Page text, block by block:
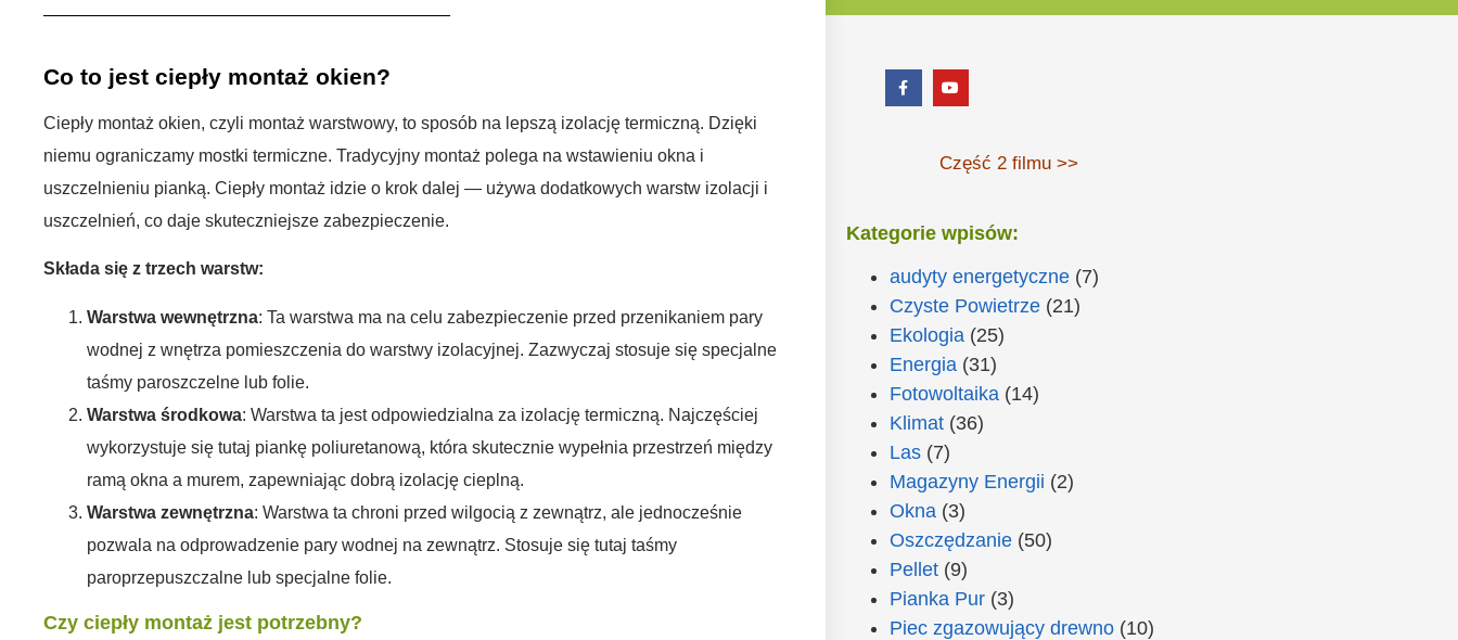
Co to jest ciepły montaż okien?
Ciepły montaż okien, czyli montaż warstwowy, to sposób na lepszą izolację termiczną. Dzięki
niemu ograniczamy mostki termiczne. Tradycyjny montaż polega na wstawieniu okna i
uszczelnieniu pianką. Ciepły montaż idzie o krok dalej — używa dodatkowych warstw izolacji i
uszczelnień, co daje skuteczniejsze zabezpieczenie.
Składa się z trzech warstw:
Warstwa wewnętrzna: Ta warstwa ma na celu zabezpieczenie przed przenikaniem pary
wodnej z wnętrza pomieszczenia do warstwy izolacyjnej. Zazwyczaj stosuje się specjalne
taśmy paroszczelne lub folie.
Warstwa środkowa: Warstwa ta jest odpowiedzialna za izolację termiczną. Najczęściej
wykorzystuje się tutaj piankę poliuretanową, która skutecznie wypełnia przestrzeń między
ramą okna a murem, zapewniając dobrą izolację cieplną.
Warstwa zewnętrzna: Warstwa ta chroni przed wilgocią z zewnątrz, ale jednocześnie
pozwala na odprowadzenie pary wodnej na zewnątrz. Stosuje się tutaj taśmy
paroprzepuszczalne lub specjalne folie.
Czy ciepły montaż jest potrzebny?
Część 2 filmu >>
Kategorie wpisów:
audyty energetyczne(7)
Czyste Powietrze(21)
Ekologia (25)
Energia (31)
Fotowoltaika (14)
Klimat(36)
Las(7)
Magazyny Energii (2)
Okna (3)
Oszczędzanie(50)
Pellet(9)
Pianka Pur(3)
Piec zgazowujący drewno(10)